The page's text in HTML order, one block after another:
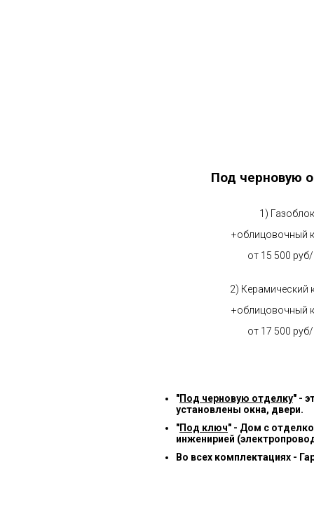
Под черновую
1) Газоблок
+облицовочный
от 15 500
2) Керамический
+облицовочный
от 17 500
"Под черновую отделку" -
установлены окна, двери.
"Под ключ" - Дом с
инженирией
Во всех комплектациях -